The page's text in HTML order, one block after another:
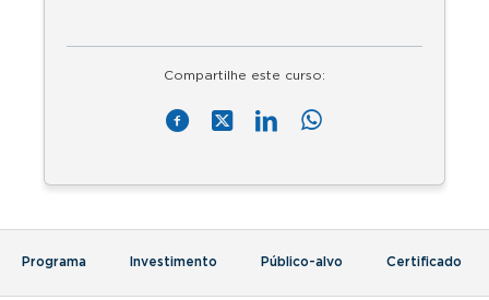
Compartilhe este curso:
Programa Investimento Público-alvo Certificado